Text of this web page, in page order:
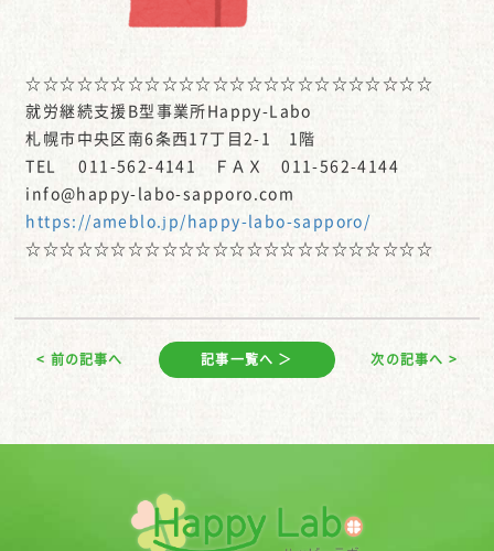
☆☆☆☆☆☆☆☆☆☆☆☆☆☆☆☆☆☆☆☆☆☆☆☆
就労継続支援B型事業所Happy-Labo
札幌市中央区南6条西17丁目2-1 1階
TEL 011-562-4141 ＦＡＸ 011-562-4144
info@happy-labo-sapporo.com
https://ameblo.jp/happy-labo-sapporo/
☆☆☆☆☆☆☆☆☆☆☆☆☆☆☆☆☆☆☆☆☆☆☆☆
< 前の記事へ 記事一覧へ ＞ 次の記事へ >